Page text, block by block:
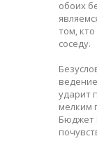
обоих
том,
соседу.
ударит
мелким
Бюджет